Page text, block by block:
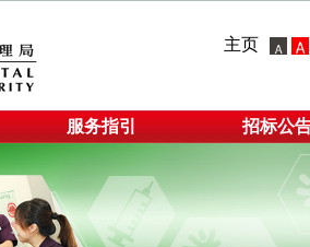
主页
服务指引 招标公